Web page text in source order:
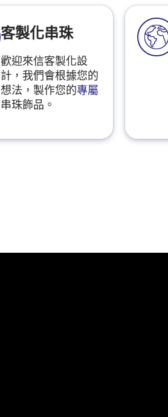
客製化串珠
歡迎來信客製化設
計，我們會根據您的
想法，製作您的專屬
串珠飾品。